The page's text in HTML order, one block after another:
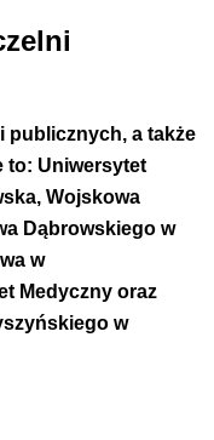
publicznych, a także
to: Uniwersytet
,Wojskowa
Dąbrowskiego w
w
Medyczny oraz
w